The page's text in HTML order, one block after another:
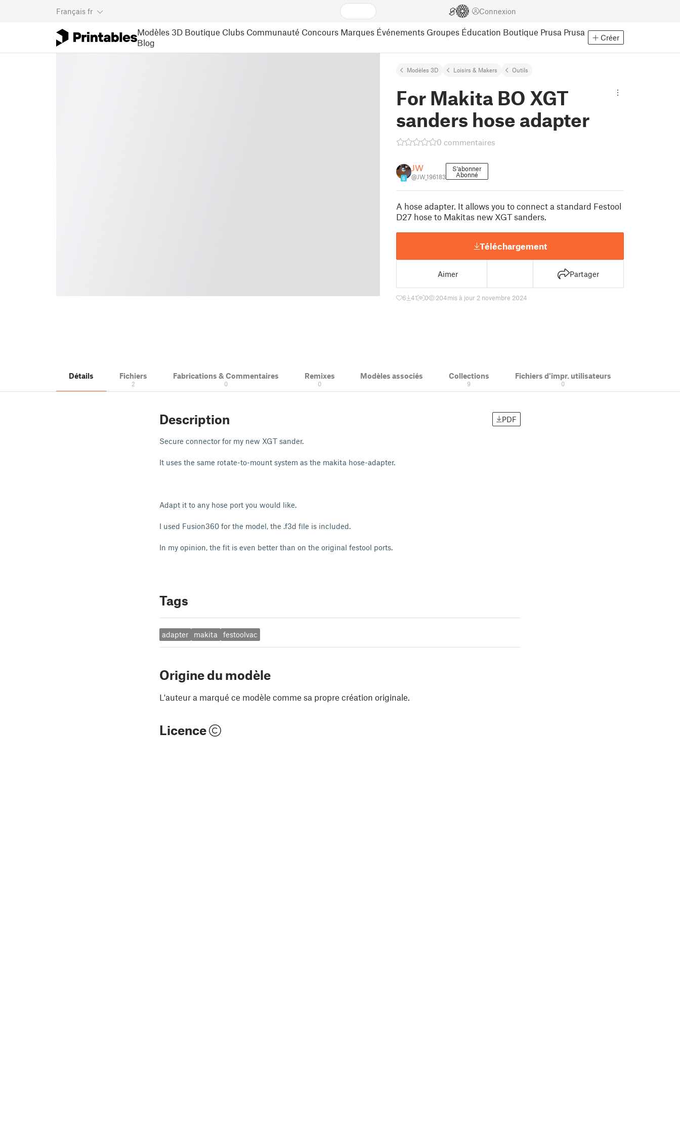
Français fr Connexion
Modèles 3D Boutique Clubs Communauté Concours Marques Événements Groupes Éducation Boutique Prusa Prusa
Blog
Créer
Modèles 3D Loisirs & Makers Outils
For Makita BO XGT
sanders hose adapter
0 commentaires
6
JW
@JW_196183
S'abonner
Abonné
A hose adapter. It allows you to connect a standard Festool
D27 hose to Makitas new XGT sanders.
Téléchargement
Aimer Partager
6 41 0 204mis à jour 2 novembre 2024
Détails Fichiers
2
Fabrications & Commentaires
0
Remixes
0
Modèles associés Collections
9
Fichiers d'impr. utilisateurs
0
Description PDF
Secure connector for my new XGT sander.
It uses the same rotate-to-mount system as the makita hose-adapter.
Adapt it to any hose port you would like.
I used Fusion360 for the model, the .f3d file is included.
In my opinion, the fit is even better than on the original festool ports.
Tags
adapter makita festoolvac
Origine du modèle
L'auteur a marqué ce modèle comme sa propre création originale.
Licence